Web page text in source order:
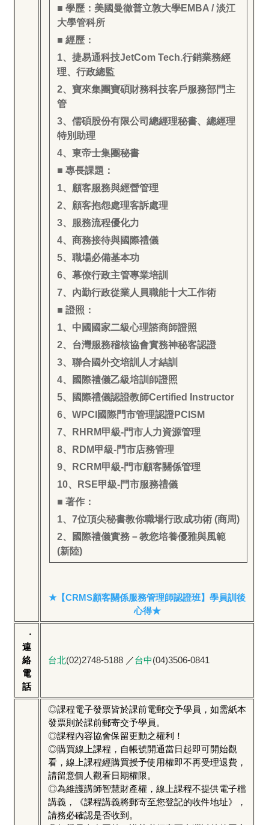
■ 學歷：美國曼徹普立敦大學EMBA / 淡江
大學管科所
■ 經歷：
1、捷易通科技JetCom Tech.行銷業務經
理、行政總監
2、寶來集團寶碩財務科技客戶服務部門主
管
3、儒碩股份有限公司總經理秘書、總經理
特別助理
4、東帝士集團秘書
■ 專長課題：
1、顧客服務與經營管理
2、顧客抱怨處理客訴處理
3、服務流程優化力
4、商務接待與國際禮儀
5、職場必備基本功
6、幕僚行政主管專業培訓
7、內勤行政從業人員職能十大工作術
■ 證照：
1、中國國家二級心理諮商師證照
2、台灣服務稽核協會實務神秘客認證
3、聯合國外交培訓人才結訓
4、國際禮儀乙級培訓師證照
5、國際禮儀認證教師Certified Instructor
6、WPCI國際門市管理認證PCISM
7、RHRM甲級-門市人力資源管理
8、RDM甲級-門市店務管理
9、RCRM甲級-門市顧客關係管理
10、RSE甲級-門市服務禮儀
■ 著作：
1、7位頂尖秘書教你職場行政成功術 (商周)
2、國際禮儀實務－教您培養優雅與風範
(新陸)
★【CRMS顧客關係服務管理師認證班】學員訓後
心得★
‧
連
絡
電
話
台北(02)2748-5188 ／台中(04)3506-0841
◎課程電子發票皆於課前電郵交予學員，如需紙本
發票則於課前郵寄交予學員。
◎課程內容協會保留更動之權利！
◎購買線上課程，自帳號開通當日起即可開始觀
看，線上課程經購買授予使用權即不再受理退費，
請留意個人觀看日期權限。
◎為維護講師智慧財產權，線上課程不提供電子檔
講義，《課程講義將郵寄至您登記的收件地址》，
請務必確認是否收到。